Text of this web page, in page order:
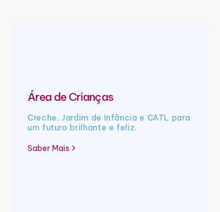
Área de Crianças
Creche, Jardim de Infância e CATL para
um futuro brilhante e feliz.
Saber Mais